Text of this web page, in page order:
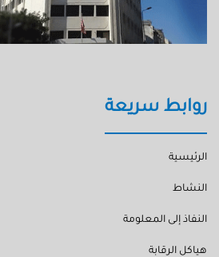
روابط سريعة
الرئيسية
النشاط
النفاذ إلى المعلومة
هياكل الرقابة